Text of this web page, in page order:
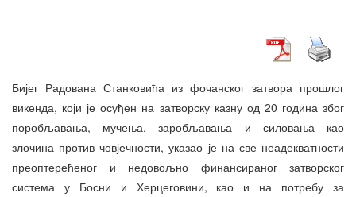
Бијег Радована Станковића из фочанског затвора прошлог
викенда, који је осуђен на затворску казну од 20 година због
поробљавања, мучења, заробљавања и силовања као
злочина против човјечности, указао је на све неадекватности
преоптерећеног и недовољно финансираног затворског
система у Босни и Херцеговини, као и на потребу за